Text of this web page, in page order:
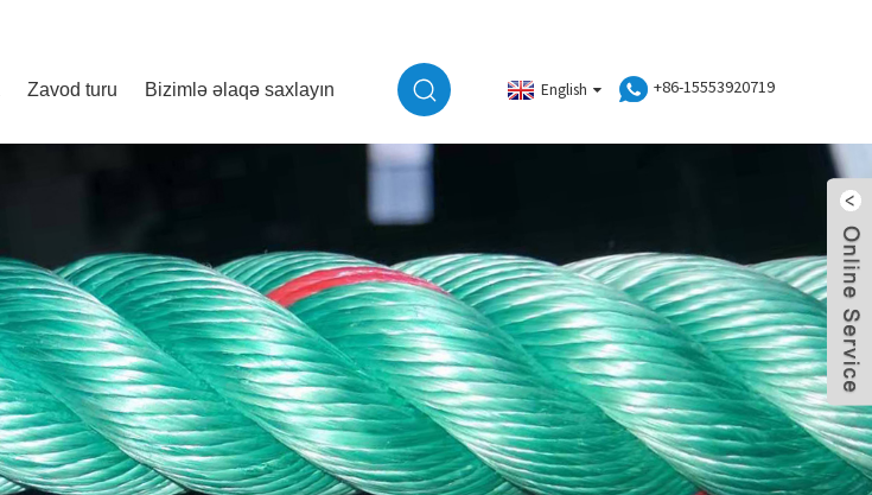
Zavod turu Bizimlə əlaqə saxlayın English +86-15553920719